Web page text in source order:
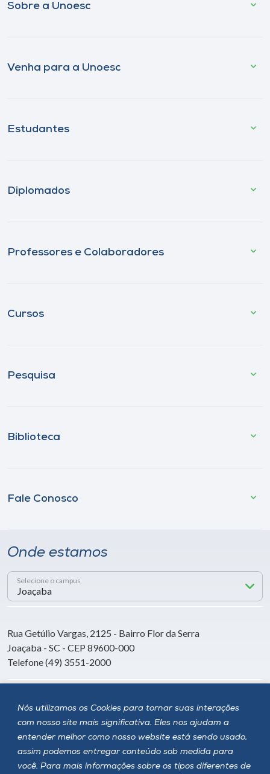
Nós utilizamos os Cookies para tornar suas interações
com nosso site mais significativa. Eles nos ajudam a
entender melhor como nosso website está sendo usado,
assim podemos entregar conteúdo sob medida para
você. Para mais informações sobre os tipos diferentes de
Sobre a Unoesc
Venha para a Unoesc
Estudantes
Diplomados
Professores e Colaboradores
Cursos
Pesquisa
Biblioteca
Fale Conosco
Onde estamos
Selecione o campus
Rua Getúlio Vargas, 2125 - Bairro Flor da Serra
Joaçaba - SC - CEP 89600-000
Telefone (49) 3551-2000
Siga a Unoesc